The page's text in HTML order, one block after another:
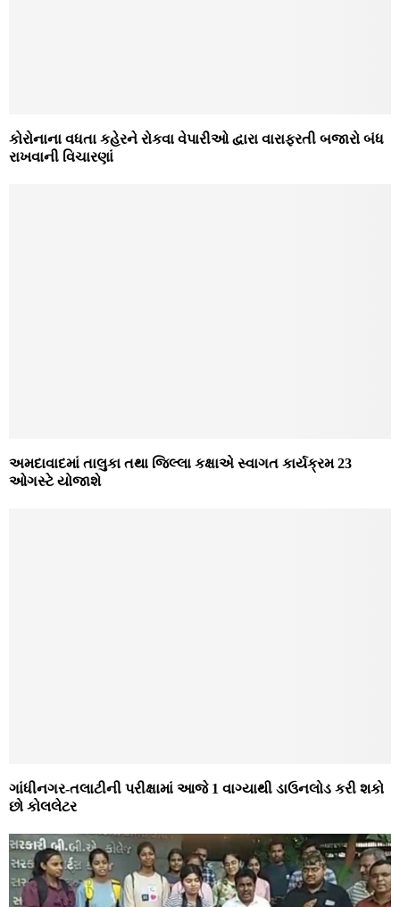
કોરોનાના વધતા કહેરને રોકવા વેપારીઓ દ્વારા વારાફરતી બજારો બંધ
રાખવાની વિચારણાં
અમદાવાદમાં તાલુકા તથા જિલ્લા કક્ષાએ સ્વાગત કાર્યક્રમ 23
ઓગસ્ટે યોજાશે
ગાંધીનગર-તલાટીની પરીક્ષામાં આજે 1 વાગ્યાથી ડાઉનલોડ કરી શકો
છો કોલલેટર